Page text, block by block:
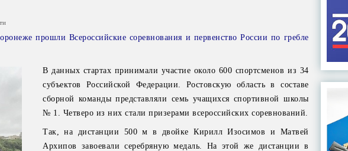
прошли Всероссийские соревнования и первенство России по гребле
В данных стартах принимали участие около 600 спортсменов из 34
субъектов Российской Федерации. Ростовскую область в составе
сборной команды представляли семь учащихся спортивной школы
№ 1. Четверо из них стали призерами всероссийских соревнований.
Так, на дистанции 500 м в двойке Кирилл Изосимов и Матвей
Архипов завоевали серебряную медаль. На этой же дистанции в